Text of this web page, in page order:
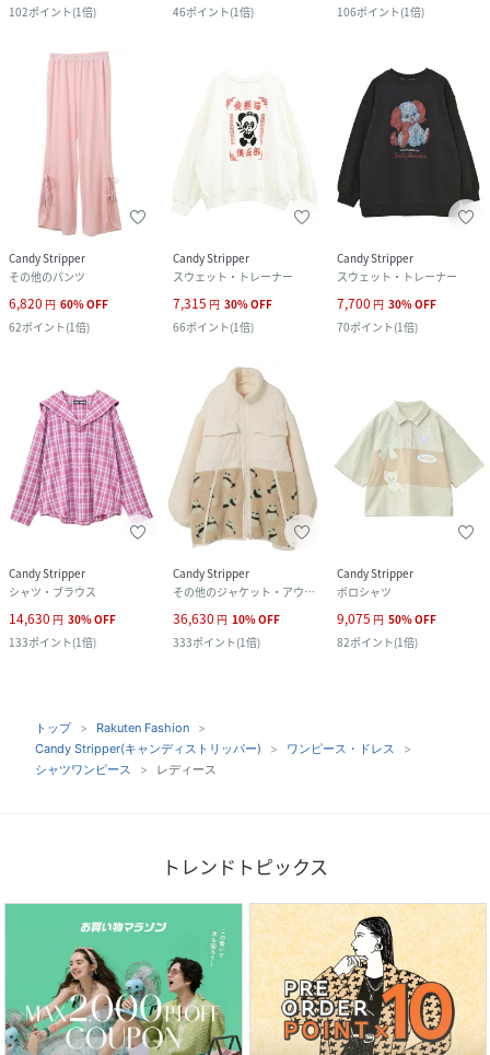
102ポイント(1倍)
46ポイント(1倍)
106ポイント(1倍)
Candy Stripper
その他のパンツ
6,820 円 60%OFF
62ポイント(1倍)
Candy Stripper
スウェット・トレーナー
7,315 円 30%OFF
66ポイント(1倍)
Candy Stripper
スウェット・トレーナー
7,700 円 30%OFF
70ポイント(1倍)
Candy Stripper
シャツ・ブラウス
14,630 円 30%OFF
133ポイント(1倍)
Candy Stripper
その他のジャケット・アウター
36,630 円 10%OFF
333ポイント(1倍)
Candy Stripper
ポロシャツ
9,075 円 50%OFF
82ポイント(1倍)
トップ
Rakuten Fashion
Candy Stripper(キャンディストリッパー)
ワンピース・ドレス
シャツワンピース
レディース
トレンドトピックス